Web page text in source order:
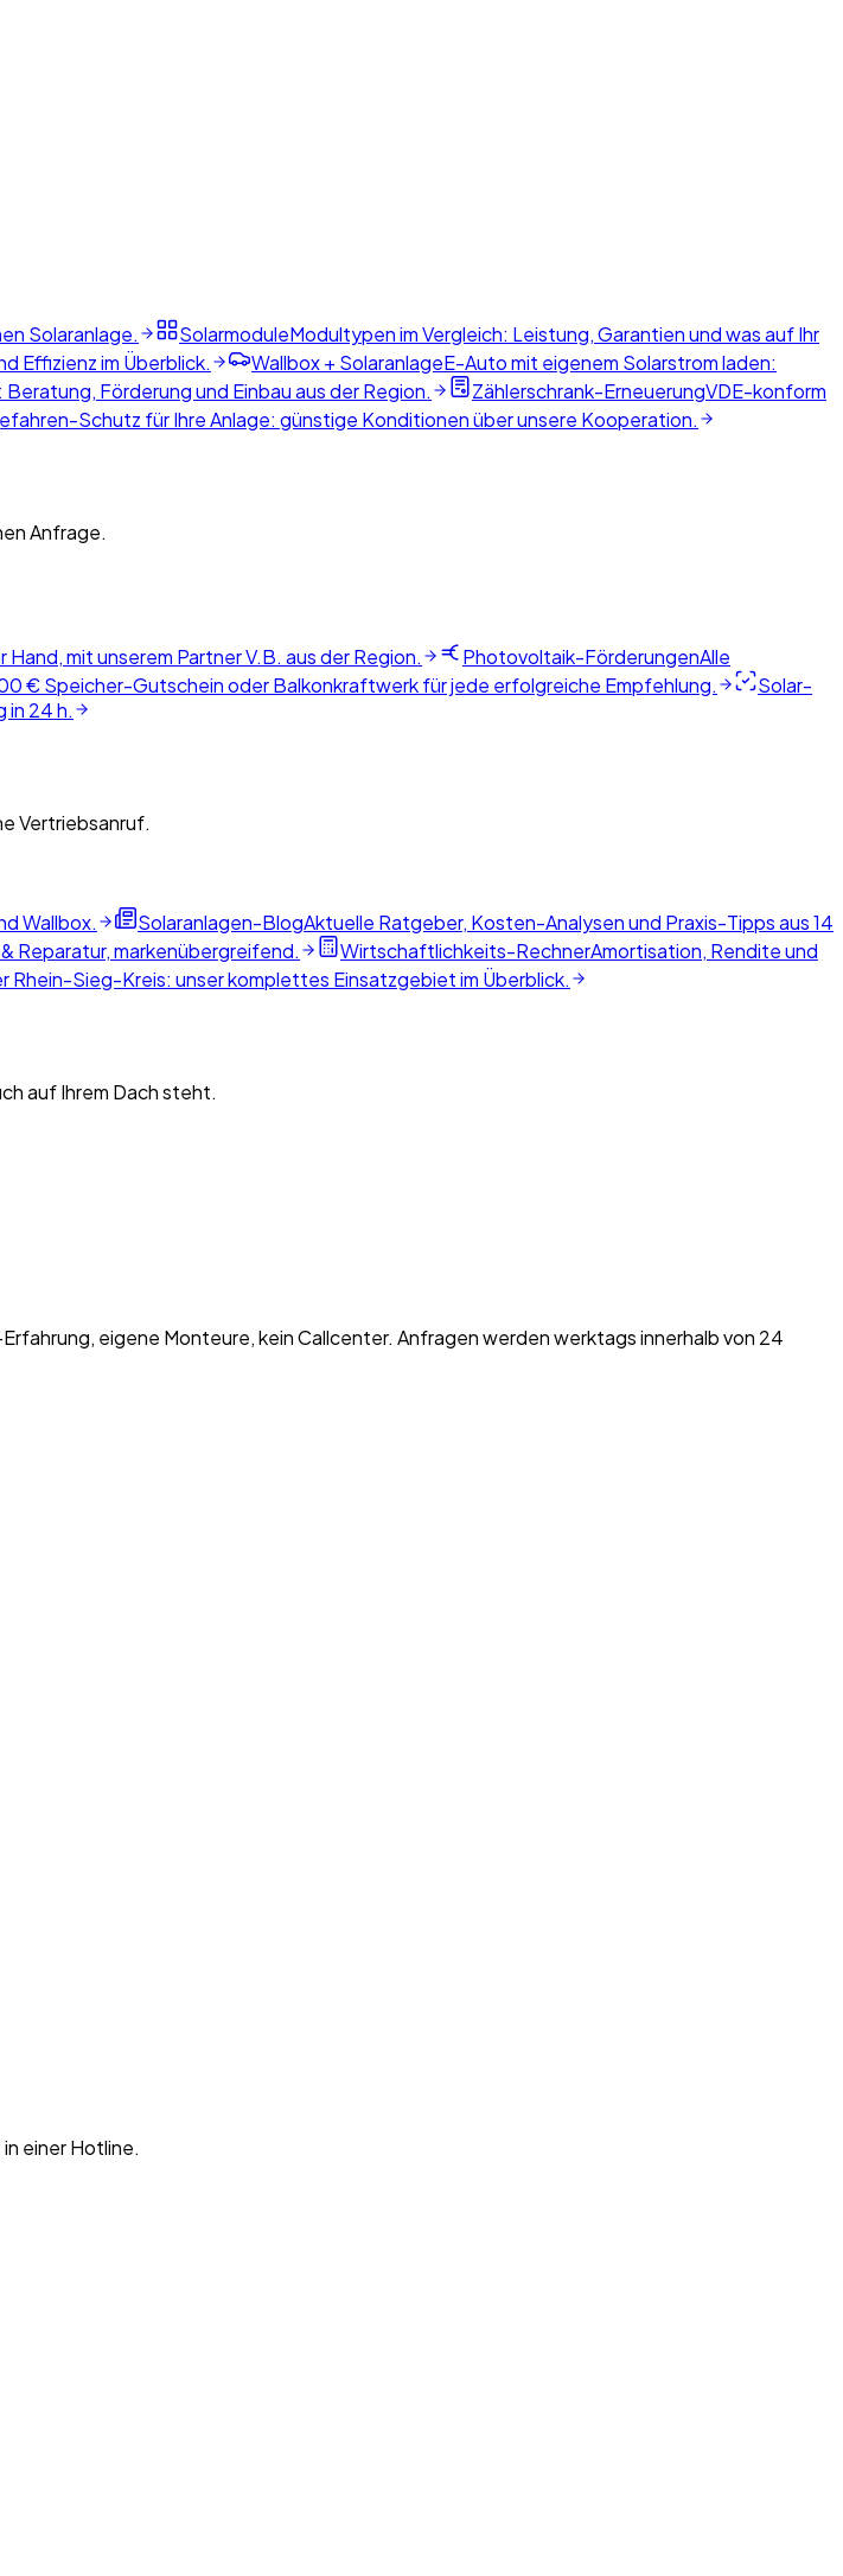
Solaranlage. SolarmoduleModultypen im Vergleich: Leistung, Garantien und was auf Ihr
Effizienz im Überblick. Wallbox + SolaranlageE-Auto mit eigenem Solarstrom laden:
Förderung und Einbau aus der Region. Zählerschrank-ErneuerungVDE-konform
Schutz für Ihre Anlage: günstige Konditionen über unsere Kooperation.
Anfrage.
mit unserem Partner V.B. aus der Region. Photovoltaik-FörderungenAlle
€ Speicher-Gutschein oder Balkonkraftwerk für jede erfolgreiche Empfehlung.
Solar-
in 24 h.
Vertriebsanruf.
Wallbox. Solaranlagen-BlogAktuelle Ratgeber, Kosten-Analysen und Praxis-Tipps aus 14
Reparatur, markenübergreifend. Wirtschaftlichkeits-RechnerAmortisation, Rendite und
Rhein-Sieg-Kreis: unser komplettes Einsatzgebiet im Überblick.
auf Ihrem Dach steht.
eigene Monteure, kein Callcenter. Anfragen werden werktags innerhalb von 24
einer Hotline.